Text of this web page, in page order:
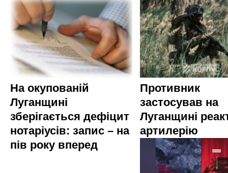
На окупованій
Луганщині
зберігається дефіцит
нотаріусів: запис – на
пів року вперед
Противник
застосував на
Луганщині
артилерію